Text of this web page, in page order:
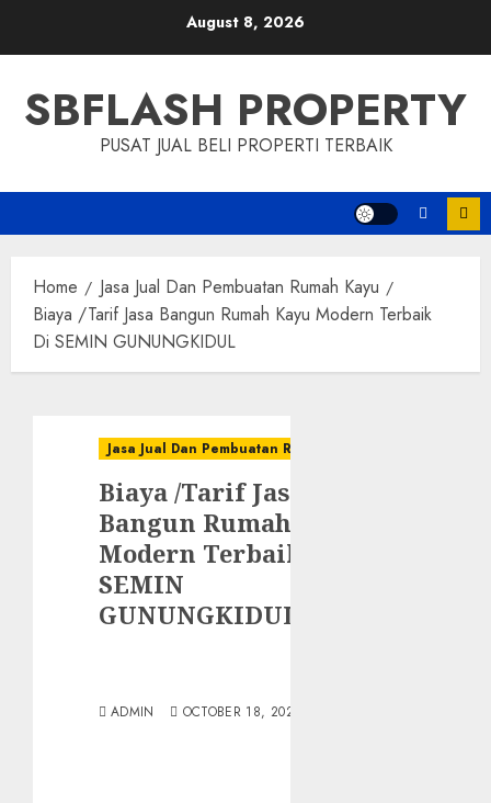
August 8, 2026
SBFLASH PROPERTY
PUSAT JUAL BELI PROPERTI TERBAIK
Home
Jasa Jual Dan Pembuatan Rumah Kayu
Biaya /Tarif Jasa Bangun Rumah Kayu Modern Terbaik
Di SEMIN GUNUNGKIDUL
Jasa Jual Dan Pembuatan Rumah Kayu
Biaya /Tarif Jasa
Bangun Rumah Kayu
Modern Terbaik Di
SEMIN
GUNUNGKIDUL
ADMIN OCTOBER 18, 2023